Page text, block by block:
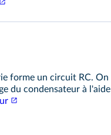
forme un circuit RC. On
du condensateur à l'aide